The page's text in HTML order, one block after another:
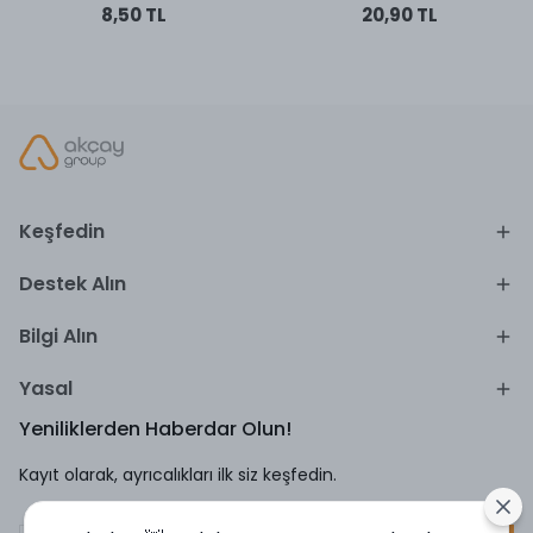
8,50 TL 20,90 TL
Keşfedin
Destek Alın
Bilgi Alın
Yasal
Yeniliklerden Haberdar Olun!
Kayıt olarak, ayrıcalıkları ilk siz keşfedin.